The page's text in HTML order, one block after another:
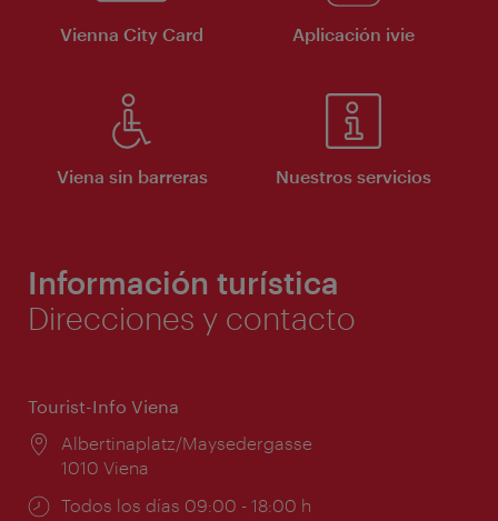
Vienna City Card Aplicación ivie
Viena sin barreras Nuestros servicios
Información turística
Direcciones y contacto
Tourist-Info Viena
Lugar:
Albertinaplatz/Maysedergasse
1010 Viena
Horarios
Todos los días 09:00 - 18:00 h